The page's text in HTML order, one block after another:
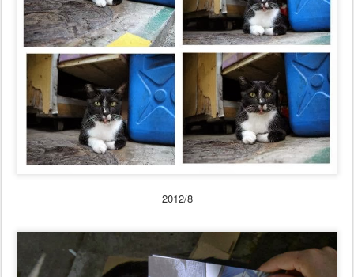
2012/8